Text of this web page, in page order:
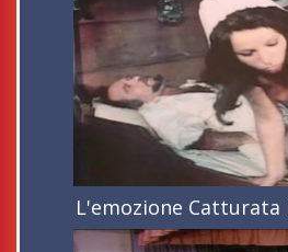
L'emozione Catturata